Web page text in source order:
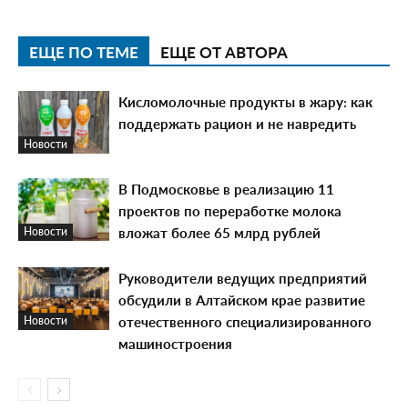
ЕЩЕ ПО ТЕМЕ ЕЩЕ ОТ АВТОРА
Новости
Кисломолочные продукты в жару: как
поддержать рацион и не навредить
Новости
В Подмосковье в реализацию 11
проектов по переработке молока
вложат более 65 млрд рублей
Новости
Руководители ведущих предприятий
обсудили в Алтайском крае развитие
отечественного специализированного
машиностроения